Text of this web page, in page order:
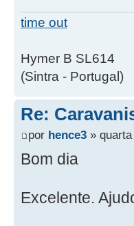
time out
Hymer B SL614
(Sintra - Portugal)
Re:
por hence3 »
Bom dia
Excelente.